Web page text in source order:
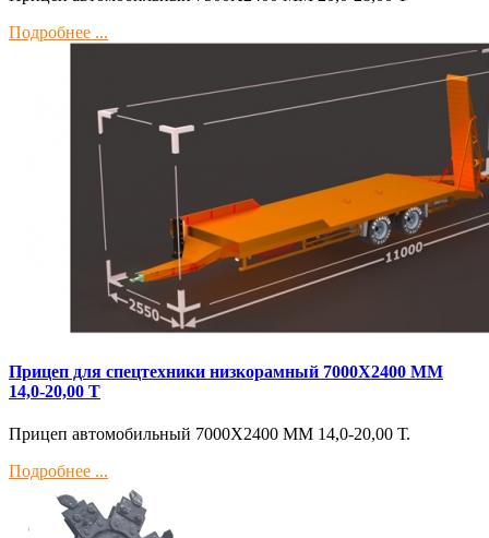
Подробнее ...
Прицеп для спецтехники низкорамный 7000Х2400 ММ
14,0-20,00 Т
Прицеп автомобильный 7000Х2400 ММ 14,0-20,00 Т.
Подробнее ...